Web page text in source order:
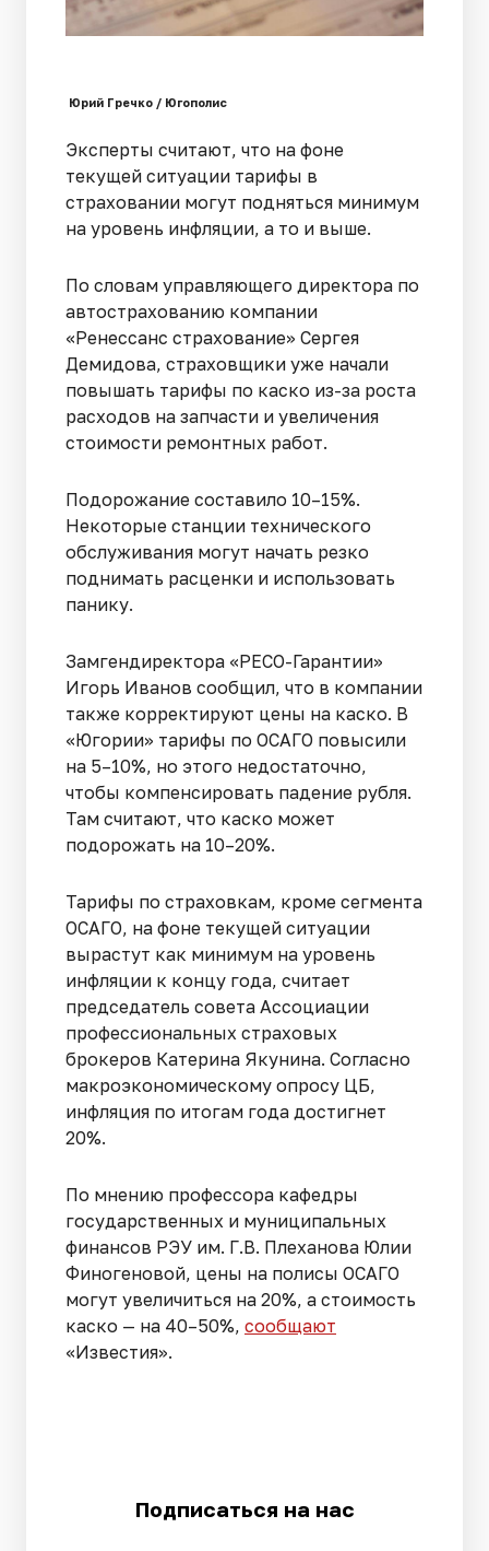
Юрий Гречко / Югополис
Эксперты считают, что на фоне
текущей ситуации тарифы в
страховании могут подняться минимум
на уровень инфляции, а то и выше.
По словам управляющего директора по
автострахованию компании
«Ренессанс страхование» Сергея
Демидова, страховщики уже начали
повышать тарифы по каско из-за роста
расходов на запчасти и увеличения
стоимости ремонтных работ.
Подорожание составило 10–15%.
Некоторые станции технического
обслуживания могут начать резко
поднимать расценки и использовать
панику.
Замгендиректора «РЕСО-Гарантии»
Игорь Иванов сообщил, что в компании
также корректируют цены на каско. В
«Югории» тарифы по ОСАГО повысили
на 5–10%, но этого недостаточно,
чтобы компенсировать падение рубля.
Там считают, что каско может
подорожать на 10–20%.
Тарифы по страховкам, кроме сегмента
ОСАГО, на фоне текущей ситуации
вырастут как минимум на уровень
инфляции к концу года, считает
председатель совета Ассоциации
профессиональных страховых
брокеров Катерина Якунина. Согласно
макроэкономическому опросу ЦБ,
инфляция по итогам года достигнет
20%.
По мнению профессора кафедры
государственных и муниципальных
финансов РЭУ им. Г.В. Плеханова Юлии
Финогеновой, цены на полисы ОСАГО
могут увеличиться на 20%, а стоимость
каско — на 40–50%, сообщают
«Известия».
Подписаться на нас